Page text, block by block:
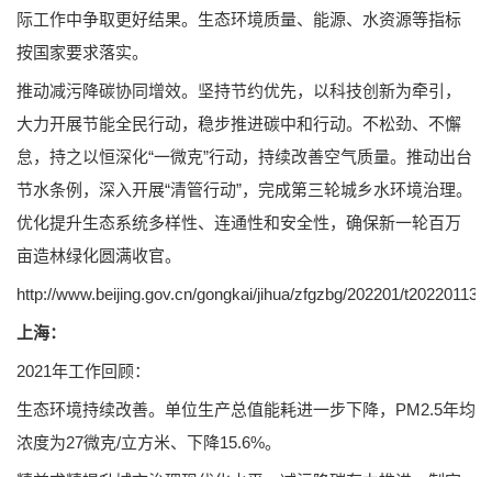
际工作中争取更好结果。生态环境质量、能源、水资源等指标
按国家要求落实。
推动减污降碳协同增效。坚持节约优先，以科技创新为牵引，
大力开展节能全民行动，稳步推进碳中和行动。不松劲、不懈
怠，持之以恒深化“一微克”行动，持续改善空气质量。推动出台
节水条例，深入开展“清管行动”，完成第三轮城乡水环境治理。
优化提升生态系统多样性、连通性和安全性，确保新一轮百万
亩造林绿化圆满收官。
http://www.beijing.gov.cn/gongkai/jihua/zfgzbg/202201/
上海：
2021年工作回顾：
生态环境持续改善。单位生产总值能耗进一步下降，PM2.5年均
浓度为27微克/立方米、下降15.6%。